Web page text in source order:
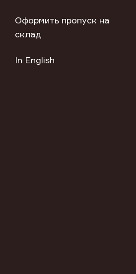
Оформить пропуск на
склад
In English